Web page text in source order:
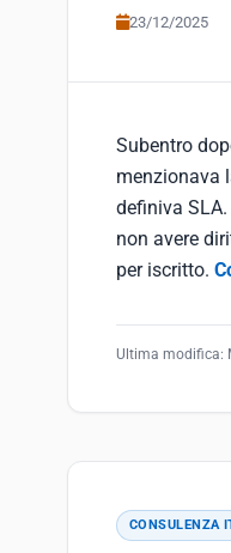
23/12/2025
Subentro
menzionava
definiva
non avere
per iscritto.
Ultima modifica:
CONSULENZA